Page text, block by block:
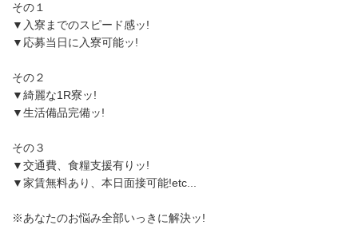
その１
▼入寮までのスピード感ッ!
▼応募当日に入寮可能ッ!
その２
▼綺麗な1R寮ッ!
▼生活備品完備ッ!
その３
▼交通費、食糧支援有りッ!
▼家賃無料あり、本日面接可能!etc...
※あなたのお悩み全部いっきに解決ッ!